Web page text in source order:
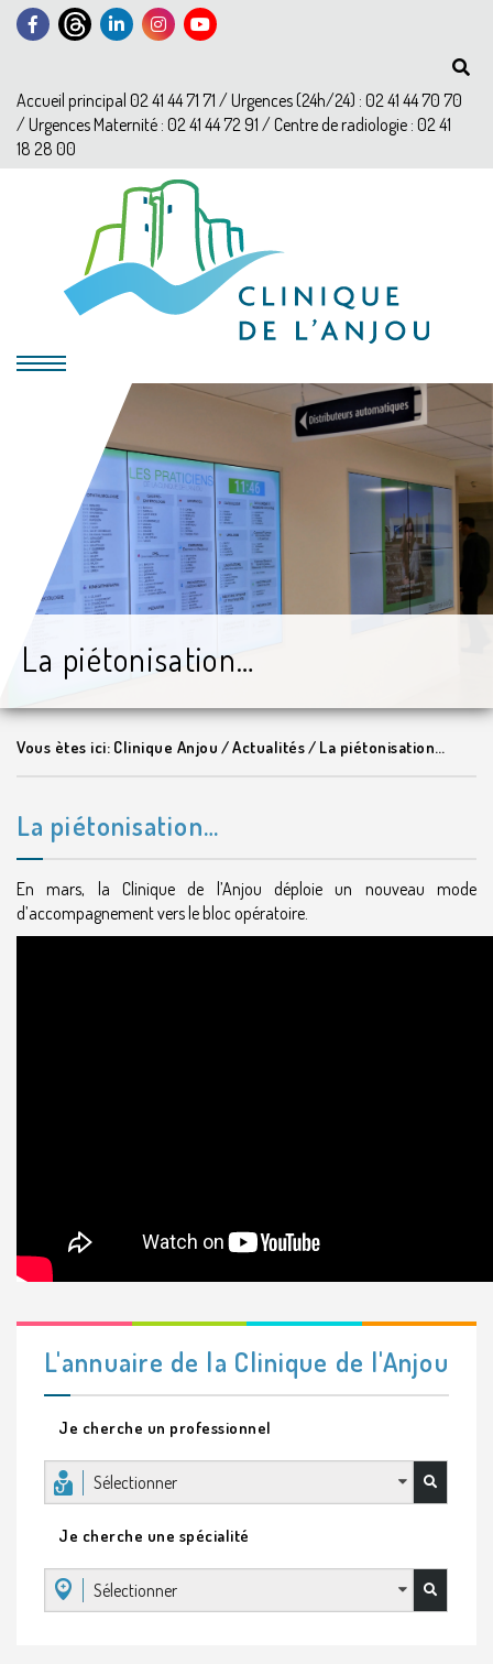
Accueil principal 02 41 44 71 71 / Urgences (24h/24) : 02 41 44 70 70
/ Urgences Maternité : 02 41 44 72 91 / Centre de radiologie : 02 41
18 28 00
La piétonisation…
Vous ètes ici: Clinique Anjou /Actualités/ La piétonisation…
La piétonisation…
En mars, la Clinique de l’Anjou déploie un nouveau mode
d’accompagnement vers le bloc opératoire.
L'annuaire de la Clinique de l'Anjou
Je cherche un professionnel
Sélectionner
Je cherche une spécialité
Sélectionner